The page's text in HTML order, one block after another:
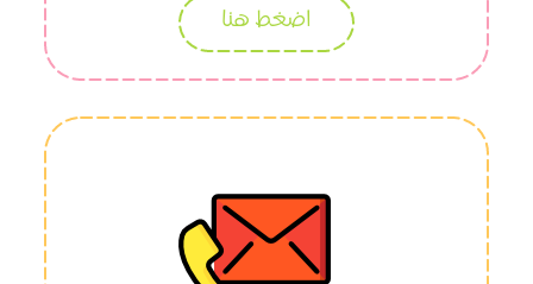
اضغط هنا